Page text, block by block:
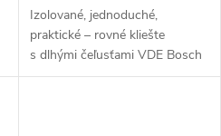
Izolované, jednoduché,
praktické – rovné kliešte
s dlhými čeľusťami VDE Bosch
Professional – 200 mm